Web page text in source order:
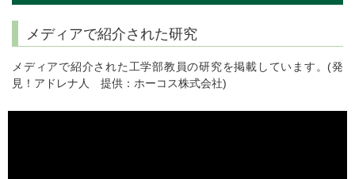
メディアで紹介された研究
メディアで紹介された工学部教員の研究を掲載しています。(発
見！アドレナ人 提供：ホーコス株式会社)